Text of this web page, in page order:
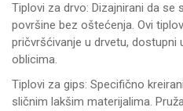
Tiplovi za drvo: Dizajnirani da se
površine bez oštećenja. Ovi
pričvršćivanje u drvetu, dostupni
oblicima.
Tiplovi za gips: Specifično
sličnim lakšim materijalima.